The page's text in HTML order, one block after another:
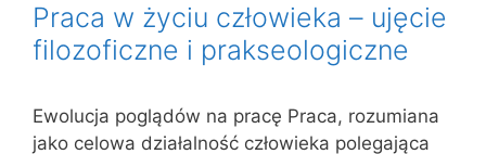
Praca w życiu człowieka – ujęcie
filozoficzne i prakseologiczne
Ewolucja poglądów na pracę Praca, rozumiana
jako celowa działalność człowieka polegająca